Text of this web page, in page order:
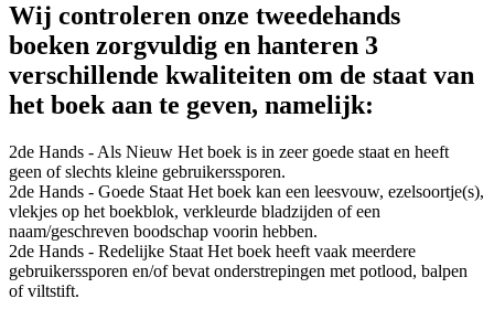
Wij controleren onze tweedehands
boeken zorgvuldig en hanteren 3
verschillende kwaliteiten om de staat van
het boek aan te geven, namelijk:
2de Hands - Als Nieuw Het boek is in zeer goede staat en heeft
geen of slechts kleine gebruikerssporen.
2de Hands - Goede Staat Het boek kan een leesvouw, ezelsoortje(s),
vlekjes op het boekblok, verkleurde bladzijden of een
naam/geschreven boodschap voorin hebben.
2de Hands - Redelijke Staat Het boek heeft vaak meerdere
gebruikerssporen en/of bevat onderstrepingen met potlood, balpen
of viltstift.